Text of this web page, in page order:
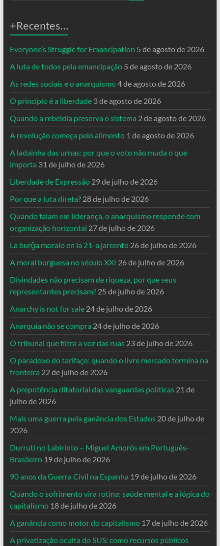
+Recentes…
Everyone’s Struggle for Emancipation 5 de agosto de 2026
A luta de todos pela emancipação 5 de agosto de 2026
As redes sociais e o anarquismo4 de agosto de 2026
O princípio é a liberdade 3 de agosto de 2026
Quando a rebeldia preserva o sistema 2 de agosto de 2026
A revolução começa pelo alimento 1 de agosto de 2026
A ladainha das urnas: por que o voto não muda o que
importa 31 de julho de 2026
Liberdade de Expressão 29 de julho de 2026
Por que a luta direta? 28 de julho de 2026
Quando falam em liderança, o anarquismo responde com
organização horizontal 27 de julho de 2026
La burĝa moralo en la 21-a jarcento 26 de julho de 2026
A moral burguesa no século XXI 26 de julho de 2026
Divindades não precisam de riqueza, por que seus
representantes precisam? 25 de julho de 2026
Anarchy is not for sale 24 de julho de 2026
Anarquia não se compra 24 de julho de 2026
O tribunal que filtra a voz das ruas 23 de julho de 2026
O paradoxo do tarifaço: quando o livre mercado termina na
fronteira 22 de julho de 2026
A prepotência ditatorial das vanguardas políticas 21 de
julho de 2026
Mais uma guerra pela ganância dos Estados 20 de julho de
2026
Durruti no Labirinto – Miguel Amorós em Português-
Brasileiro 19 de julho de 2026
90 anos da Guerra Civil na Espanha 19 de julho de 2026
Quando o sofrimento vira rotina: saúde mental e a lógica do
capitalismo 18 de julho de 2026
A ganância como motor do capitalismo 17 de julho de 2026
A privatização oculta do SUS: como recursos públicos